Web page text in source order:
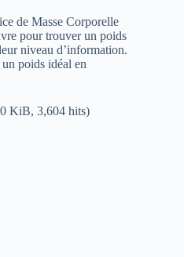
de Masse Corporelle
pour trouver un poids
niveau d’information.
un poids idéal en
KiB, 3,604 hits)